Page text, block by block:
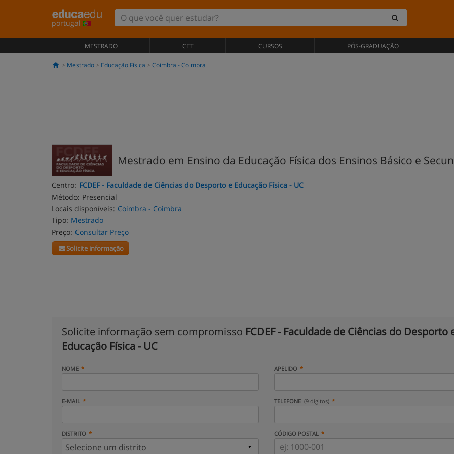
portugal
MESTRADO CET CURSOS PÓS-GRADUAÇÃO
Mestrado Educação Física Coimbra - Coimbra
Mestrado em Ensino da Educação Física dos Ensinos Básico e
Centro: FCDEF - Faculdade de Ciências do Desporto e Educação Física - UC
Método: Presencial
Locais disponíveis: Coimbra - Coimbra
Tipo: Mestrado
Preço: Consultar Preço
Solicite informação
Solicite informação sem compromisso FCDEF - Faculdade de Ciências do Desporto
Educação Física - UC
NOME APELIDO
E-MAIL TELEFONE (9 dígitos)
DISTRITO CÓDIGO POSTAL